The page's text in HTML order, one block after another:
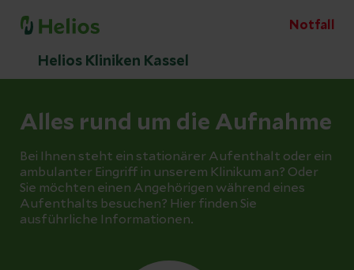
Notfall
Helios Kliniken Kassel
Alles rund um die Aufnahme
Bei Ihnen steht ein stationärer Aufenthalt oder ein
ambulanter Eingriff in unserem Klinikum an? Oder
Sie möchten einen Angehörigen während eines
Aufenthalts besuchen? Hier finden Sie
ausführliche Informationen.